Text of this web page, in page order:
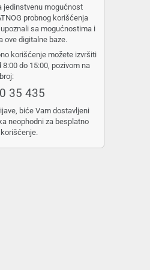
jedinstvenu mogućnost
probnog korišćenja
sa mogućnostima i
ove digitalne baze.
korišćenje možete izvršiti
do 15:00, pozivom na
broj:
35 435
biće Vam dostavljeni
neophodni za besplatno